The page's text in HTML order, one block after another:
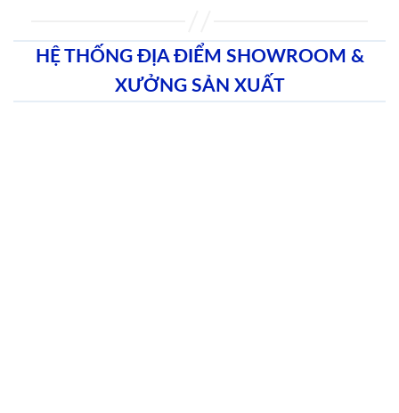
HỆ THỐNG ĐỊA ĐIỂM SHOWROOM &
XƯỞNG SẢN XUẤT